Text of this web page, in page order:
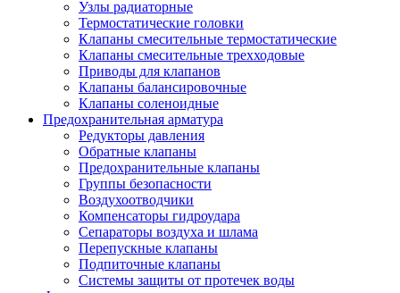
Узлы радиаторные
Термостатические головки
Клапаны смесительные термостатические
Клапаны смесительные трехходовые
Приводы для клапанов
Клапаны балансировочные
Клапаны соленоидные
Предохранительная арматура
Редукторы давления
Обратные клапаны
Предохранительные клапаны
Группы безопасности
Воздухоотводчики
Компенсаторы гидроудара
Сепараторы воздуха и шлама
Перепускные клапаны
Подпиточные клапаны
Системы защиты от протечек воды